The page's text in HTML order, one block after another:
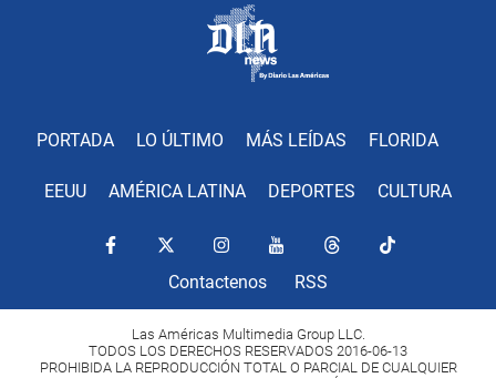
PORTADA LO ÚLTIMO MÁS LEÍDAS FLORIDA
EEUU AMÉRICA LATINA DEPORTES CULTURA
Contactenos RSS
Las Américas Multimedia Group LLC.
TODOS LOS DERECHOS RESERVADOS 2016-06-13
PROHIBIDA LA REPRODUCCIÓN TOTAL O PARCIAL DE CUALQUIER